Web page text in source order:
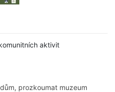
aktivit
prozkoumat muzeum